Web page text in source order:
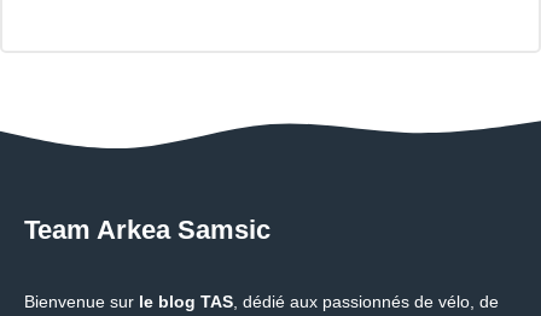
Team Arkea Samsic
Bienvenue sur le blog TAS, dédié aux passionnés de vélo, de